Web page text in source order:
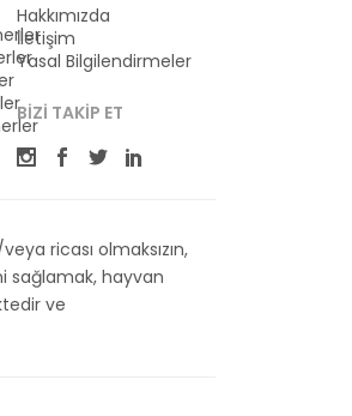
Hakkımızda
İletişim
Yasal Bilgilendirmeler
BIZI TAKIP ET
ricası olmaksızın,
sağlamak, hayvan
ve